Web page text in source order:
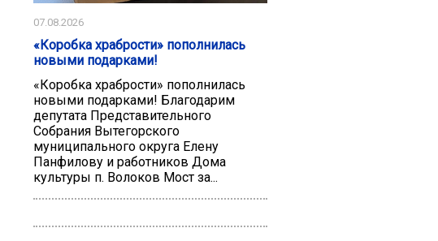
07.08.2026
«Коробка храбрости» пополнилась
новыми подарками!
«Коробка храбрости» пополнилась
новыми подарками! Благодарим
депутата Представительного
Собрания Вытегорского
муниципального округа Елену
Панфилову и работников Дома
культуры п. Волоков Мост за...